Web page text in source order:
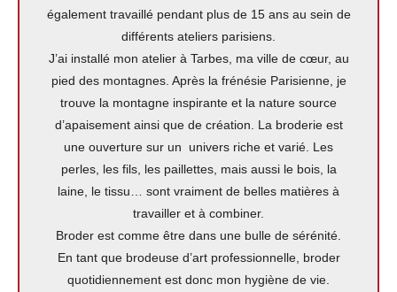
également travaillé pendant plus de 15 ans au sein de
différents ateliers parisiens.
J’ai installé mon atelier à Tarbes, ma ville de cœur, au
pied des montagnes. Après la frénésie Parisienne, je
trouve la montagne inspirante et la nature source
d’apaisement ainsi que de création. La broderie est
une ouverture sur un univers riche et varié. Les
perles, les fils, les paillettes, mais aussi le bois, la
laine, le tissu… sont vraiment de belles matières à
travailler et à combiner.
Broder est comme être dans une bulle de sérénité.
En tant que brodeuse d’art professionnelle, broder
quotidiennement est donc mon hygiène de vie.